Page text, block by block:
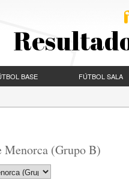
BASE FÚTBOL SALA
Menorca (Grupo B)